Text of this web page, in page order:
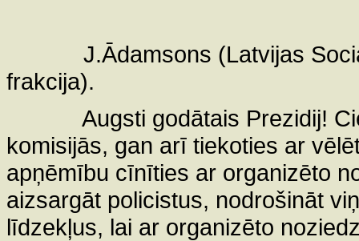
J.Ādamsons (Latvijas
frakcija).
Augsti godātais Prezidij!
komisijās, gan arī tiekoties ar
apņēmību cīnīties ar organizēto
aizsargāt policistus, nodrošināt
līdzekļus, lai ar organizēto